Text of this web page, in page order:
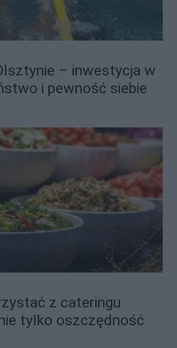
– inwestycja w
i pewność siebie
z cateringu
tylko oszczędność